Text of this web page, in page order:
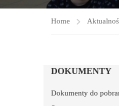
Home
DOKUMENTY
Dokumenty do